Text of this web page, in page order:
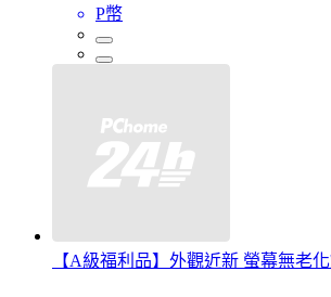
P幣
【A級福利品】外觀近新 螢幕無老